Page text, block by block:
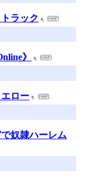
トラック
》
ロー
奴隷ハーレム